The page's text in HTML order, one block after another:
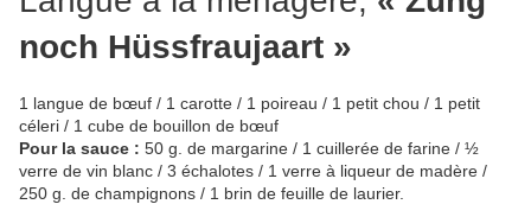
noch Hüssfraujaart »
1 langue de bœuf / 1 carotte / 1 poireau / 1 petit chou / 1 petit
céleri / 1 cube de bouillon de bœuf
Pour la sauce : 50 g. de margarine / 1 cuillerée de farine / ½
verre de vin blanc / 3 échalotes / 1 verre à liqueur de madère /
250 g. de champignons / 1 brin de feuille de laurier.